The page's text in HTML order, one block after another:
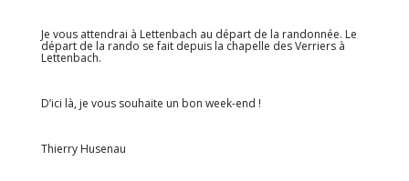
Je vous attendrai à Lettenbach au départ de la randonnée. Le
départ de la rando se fait depuis la chapelle des Verriers à
Lettenbach.
D’ici là, je vous souhaite un bon week-end !
Thierry Husenau